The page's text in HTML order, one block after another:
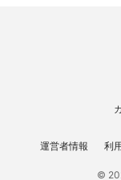
運営者情報 利
©